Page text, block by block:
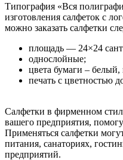
Типография «Вся
изготовления салфеток с
можно заказать салфетки
площадь — 24×24
однослойные;
цвета бумаги –
печать с цветностью
Салфетки в фирменном
вашего предприятия,
Применяться салфетки
питания, санаториях,
предприятий.